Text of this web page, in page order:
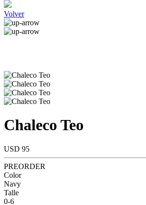
Volver
Chaleco Teo
USD 95
PREORDER
Color
Navy
Talle
0-6